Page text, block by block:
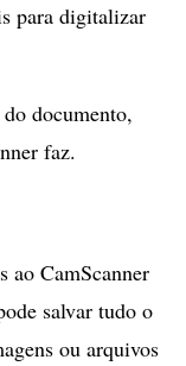
para digitalizar
documento,
faz.
ao CamScanner
salvar tudo o
ou arquivos